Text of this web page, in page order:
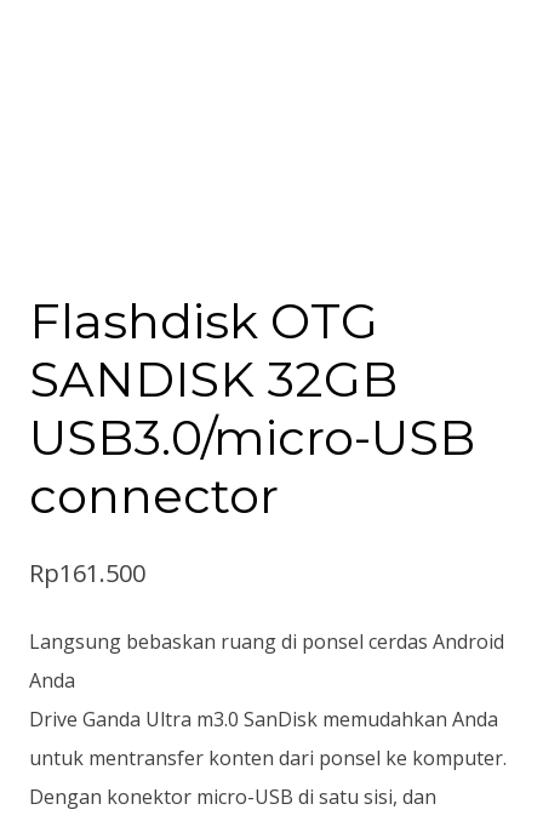
Flashdisk OTG
SANDISK 32GB
USB3.0/micro-USB
connector
Rp161.500
Langsung bebaskan ruang di ponsel cerdas Android
Anda
Drive Ganda Ultra m3.0 SanDisk memudahkan Anda
untuk mentransfer konten dari ponsel ke komputer.
Dengan konektor micro-USB di satu sisi, dan